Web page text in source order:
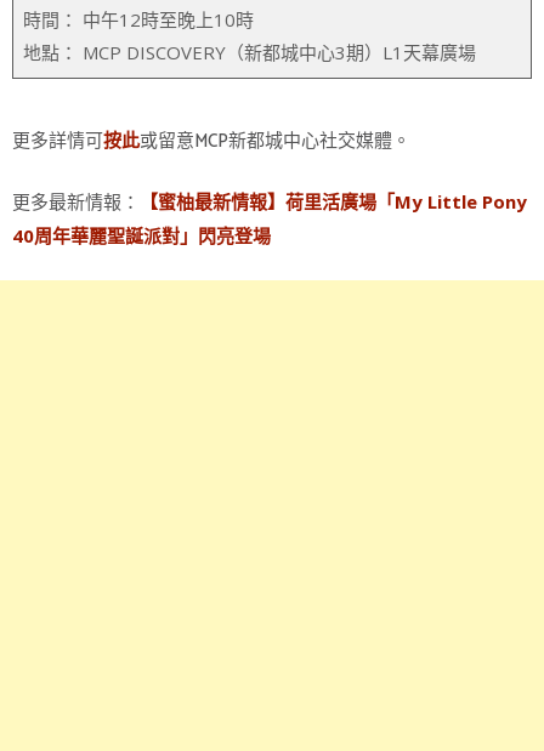
時間： 中午12時至晚上10時
地點： MCP DISCOVERY（新都城中心3期）L1天幕廣場
更多詳情可按此或留意MCP新都城中心社交媒體。
更多最新情報：
【蜜柚最新情報】荷里活廣場「My Little Pony
40周年華麗聖誕派對」閃亮登場